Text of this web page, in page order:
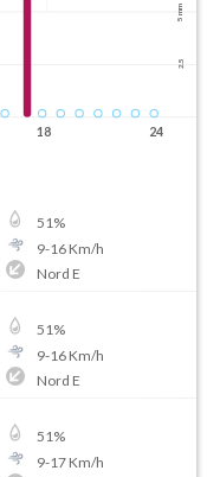
5 mm
2.5
18 24
51%
9-16Km/h
Nord E
51%
9-16Km/h
Nord E
51%
9-17Km/h